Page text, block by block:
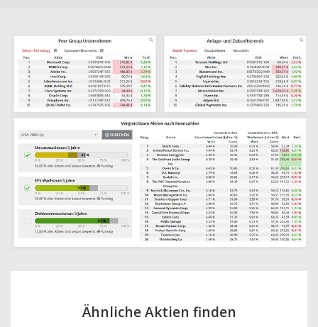
Ähnliche Aktien finden